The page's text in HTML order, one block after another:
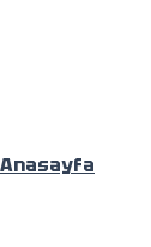
Anasayfa